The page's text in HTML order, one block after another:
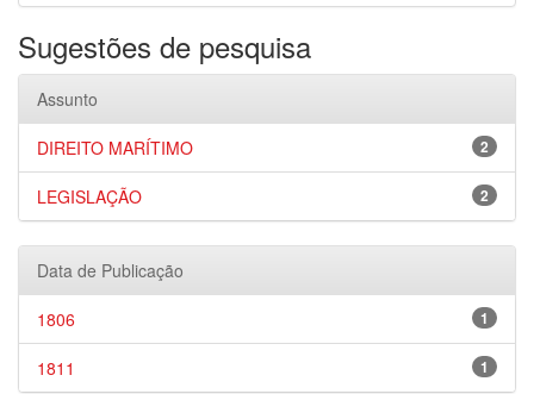
Sugestões de pesquisa
Assunto
2
DIREITO MARÍTIMO
2
LEGISLAÇÃO
Data de Publicação
1
1806
1
1811